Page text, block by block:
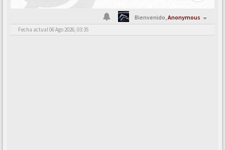
Bienvenido,Anonymous
Fecha actual 06 Ago 2026, 03:35